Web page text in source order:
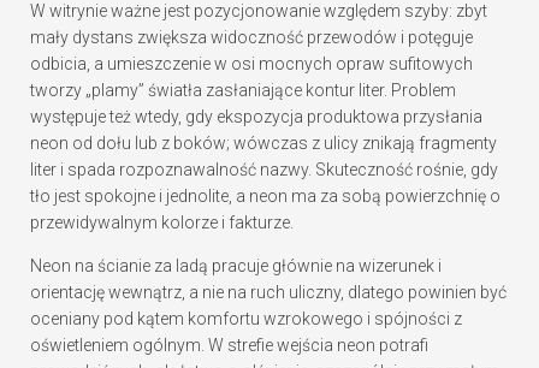
W witrynie ważne jest pozycjonowanie względem szyby: zbyt
mały dystans zwiększa widoczność przewodów i potęguje
odbicia, a umieszczenie w osi mocnych opraw sufitowych
tworzy „plamy” światła zasłaniające kontur liter. Problem
występuje też wtedy, gdy ekspozycja produktowa przysłania
neon od dołu lub z boków; wówczas z ulicy znikają fragmenty
liter i spada rozpoznawalność nazwy. Skuteczność rośnie, gdy
tło jest spokojne i jednolite, a neon ma za sobą powierzchnię o
przewidywalnym kolorze i fakturze.
Neon na ścianie za ladą pracuje głównie na wizerunek i
orientację wewnątrz, a nie na ruch uliczny, dlatego powinien być
oceniany pod kątem komfortu wzrokowego i spójności z
oświetleniem ogólnym. W strefie wejścia neon potrafi